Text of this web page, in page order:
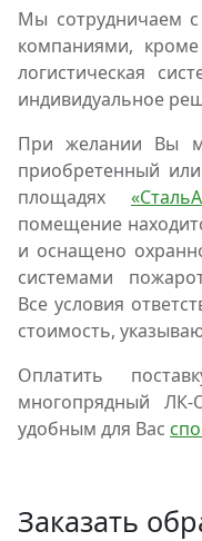
Мы сотрудничаем
компаниями,
логистическая
индивидуальное
При желании Вы
приобретенный
площадях
помещение
и оснащено
системами
Все условия
стоимость,
Оплатить
многопрядный
удобным для Вас
Заказать